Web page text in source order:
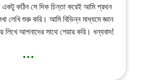
কঠিন সে দিক চিন্তা করেই আমি প্রথন
লেখি শুরু করি। আমি বিভিন্ন মাধ্যমে জ্ঞান
লিখে আপনাদের সাথে শেয়ার করি। ধন্যবাদ!
...